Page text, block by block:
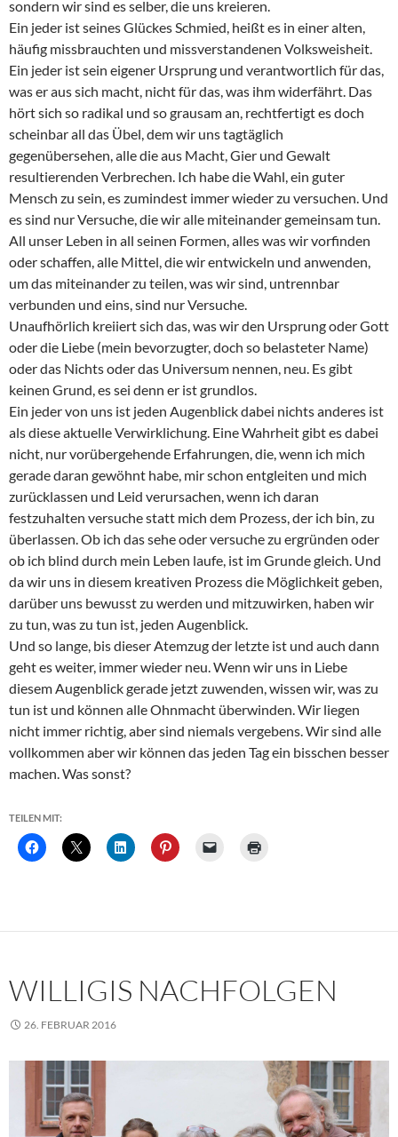
sondern wir sind es selber, die uns kreieren.
Ein jeder ist seines Glückes Schmied, heißt es in einer alten,
häufig missbrauchten und missverstandenen Volksweisheit.
Ein jeder ist sein eigener Ursprung und verantwortlich für das,
was er aus sich macht, nicht für das, was ihm widerfährt. Das
hört sich so radikal und so grausam an, rechtfertigt es doch
scheinbar all das Übel, dem wir uns tagtäglich
gegenübersehen, alle die aus Macht, Gier und Gewalt
resultierenden Verbrechen. Ich habe die Wahl, ein guter
Mensch zu sein, es zumindest immer wieder zu versuchen. Und
es sind nur Versuche, die wir alle miteinander gemeinsam tun.
All unser Leben in all seinen Formen, alles was wir vorfinden
oder schaffen, alle Mittel, die wir entwickeln und anwenden,
um das miteinander zu teilen, was wir sind, untrennbar
verbunden und eins, sind nur Versuche.
Unaufhörlich kreiiert sich das, was wir den Ursprung oder Gott
oder die Liebe (mein bevorzugter, doch so belasteter Name)
oder das Nichts oder das Universum nennen, neu. Es gibt
keinen Grund, es sei denn er ist grundlos.
Ein jeder von uns ist jeden Augenblick dabei nichts anderes ist
als diese aktuelle Verwirklichung. Eine Wahrheit gibt es dabei
nicht, nur vorübergehende Erfahrungen, die, wenn ich mich
gerade daran gewöhnt habe, mir schon entgleiten und mich
zurücklassen und Leid verursachen, wenn ich daran
festzuhalten versuche statt mich dem Prozess, der ich bin, zu
überlassen. Ob ich das sehe oder versuche zu ergründen oder
ob ich blind durch mein Leben laufe, ist im Grunde gleich. Und
da wir uns in diesem kreativen Prozess die Möglichkeit geben,
darüber uns bewusst zu werden und mitzuwirken, haben wir
zu tun, was zu tun ist, jeden Augenblick.
Und so lange, bis dieser Atemzug der letzte ist und auch dann
geht es weiter, immer wieder neu. Wenn wir uns in Liebe
diesem Augenblick gerade jetzt zuwenden, wissen wir, was zu
tun ist und können alle Ohnmacht überwinden. Wir liegen
nicht immer richtig, aber sind niemals vergebens. Wir sind alle
vollkommen aber wir können das jeden Tag ein bisschen besser
machen. Was sonst?
TEILEN MIT:
WILLIGIS NACHFOLGEN
26. FEBRUAR 2016